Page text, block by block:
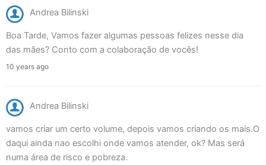
Andrea Bilinski
Boa Tarde, Vamos fazer algumas pessoas felizes nesse dia
das mães? Conto com a colaboração de vocês!
10 years ago
Andrea Bilinski
vamos criar um certo volume, depois vamos criando os mais.O
daqui ainda nao escolhi onde vamos atender, ok? Mas será
numa área de risco e pobreza.